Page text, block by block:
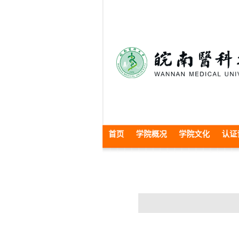
首页 学院概况 学院文化 认证